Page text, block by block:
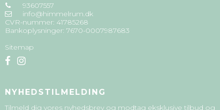
93607557
info@himmelrum.dk
CVR-nummer: 41785268
Bankoplysninger: 7670-0007987683
Sitemap
NYHEDSTILMELDING
Tilmeld dig vores nyhedsbrev og modtag eksklusive tilbud og